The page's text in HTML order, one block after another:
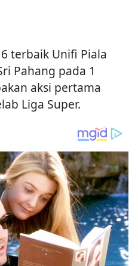
terbaik Unifi Piala
Pahang pada 1
aksi pertama
Liga Super.